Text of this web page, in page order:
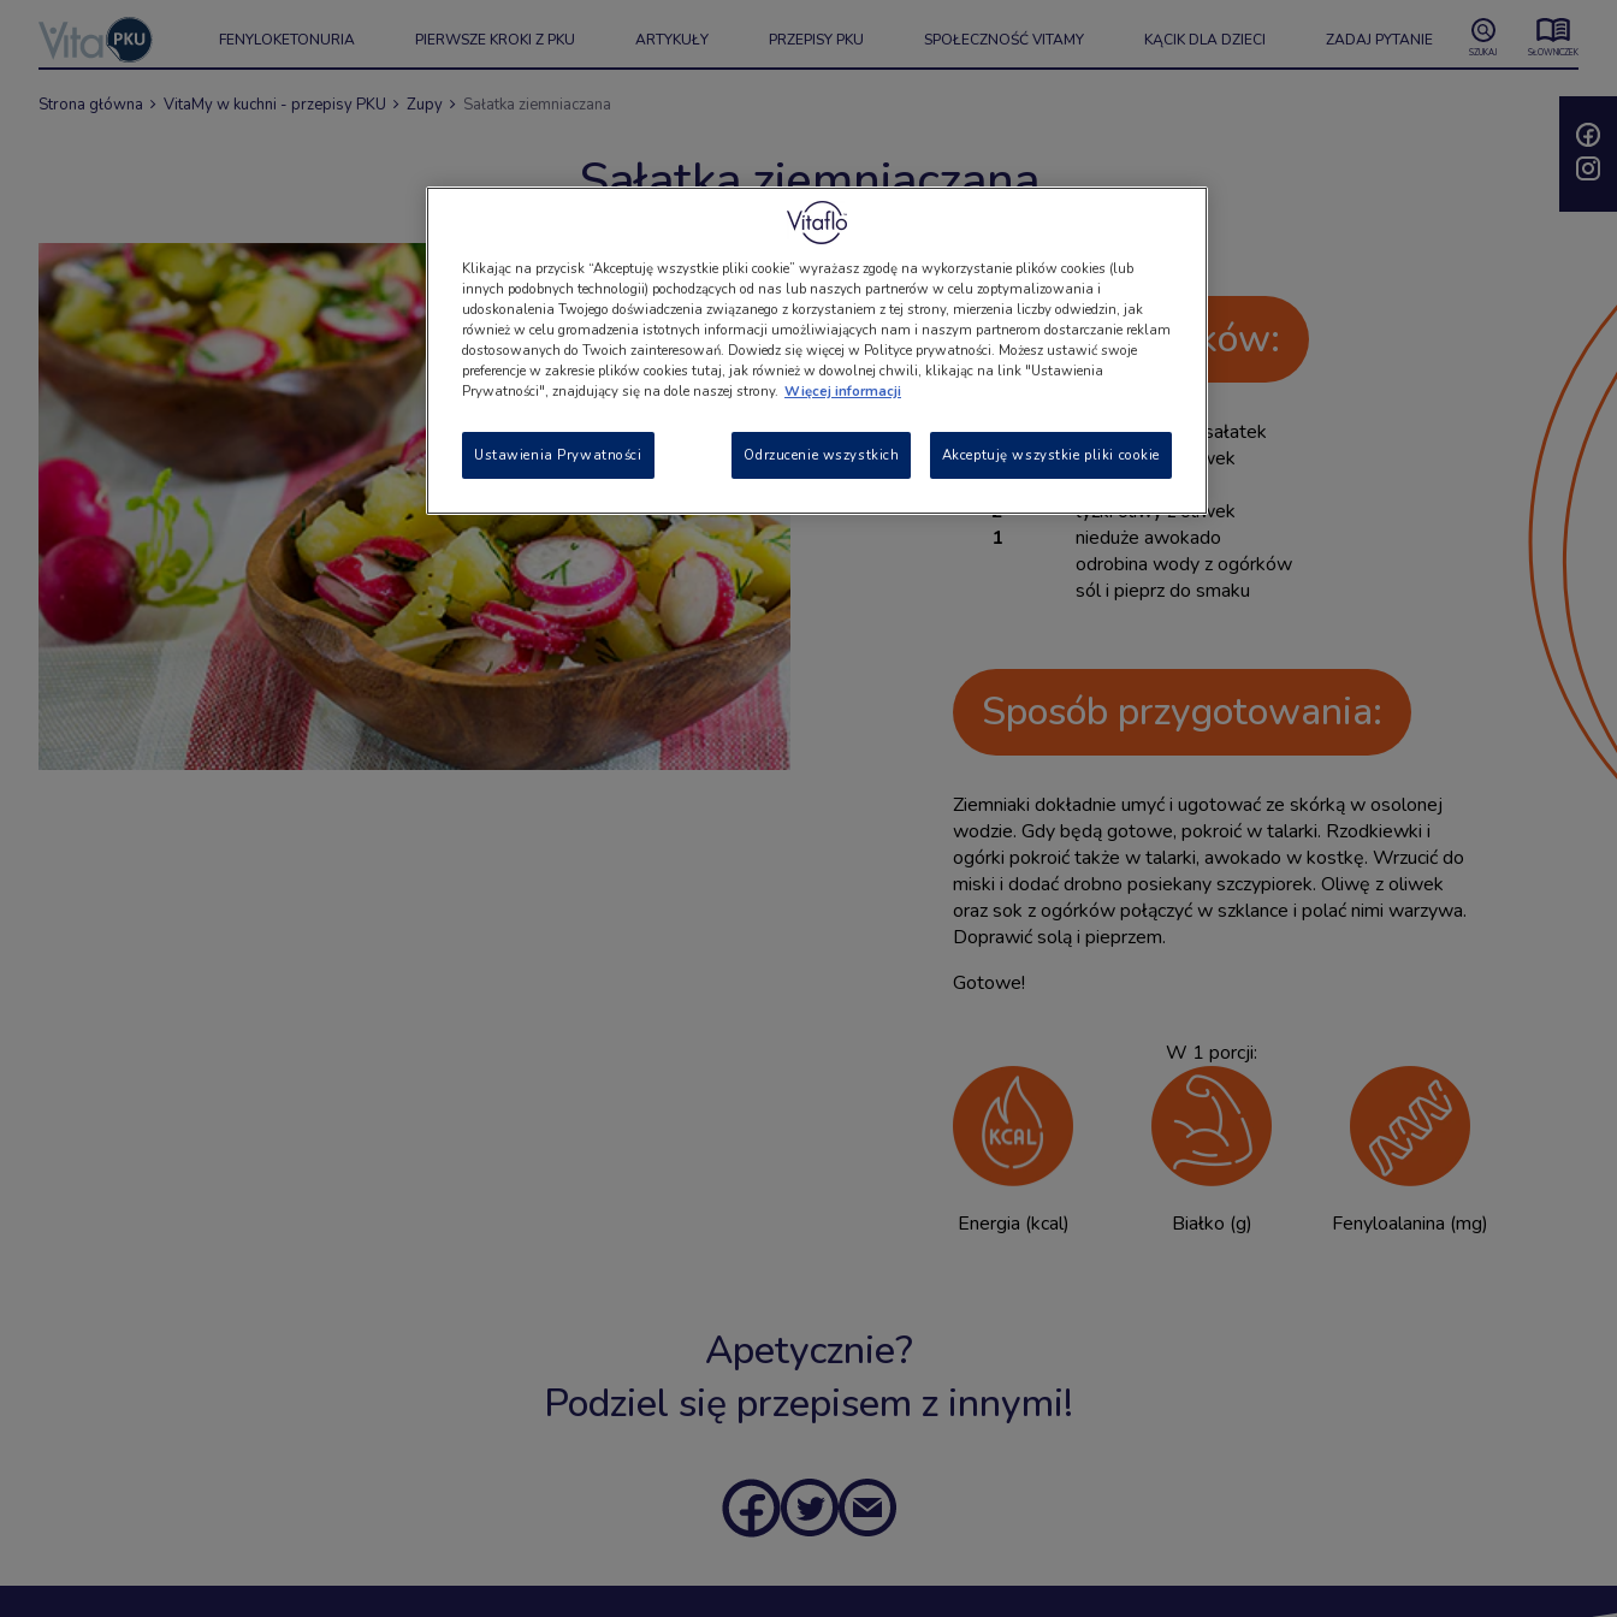
FENYLOKETONURIA PIERWSZE KROKI Z PKU ARTYKUŁY PRZEPISY PKU SPOŁECZNOŚĆ VITAMY KĄCIK DLA DZIECI ZADAJ PYTANIE
SZUKAJ SŁOWNICZEK
Strona główna VitaMy w kuchni - przepisy PKU Zupy Sałatka ziemniaczana
Sałatka ziemniaczana
Lista składników:
5
ziemniaków do sałatek
1
pęczek rzodkiewek
3
kiszone ogórki
2
łyżki oliwy z oliwek
1
nieduże awokado
odrobina wody z ogórków
sól i pieprz do smaku
Sposób przygotowania:
Ziemniaki dokładnie umyć i ugotować ze skórką w osolonej
wodzie. Gdy będą gotowe, pokroić w talarki. Rzodkiewki i
ogórki pokroić także w talarki, awokado w kostkę. Wrzucić do
miski i dodać drobno posiekany szczypiorek. Oliwę z oliwek
oraz sok z ogórków połączyć w szklance i polać nimi warzywa.
Doprawić solą i pieprzem.
Gotowe!
W 1 porcji:
Energia (kcal) Białko (g) Fenyloalanina (mg)
Apetycznie?
Podziel się przepisem z innymi!
Klikając na przycisk “Akceptuję wszystkie pliki cookie” wyrażasz zgodę na wykorzystanie plików cookies (lub
innych podobnych technologii) pochodzących od nas lub naszych partnerów w celu zoptymalizowania i
udoskonalenia Twojego doświadczenia związanego z korzystaniem z tej strony, mierzenia liczby odwiedzin, jak
również w celu gromadzenia istotnych informacji umożliwiających nam i naszym partnerom dostarczanie reklam
dostosowanych do Twoich zainteresowań. Dowiedz się więcej w Polityce prywatności. Możesz ustawić swoje
preferencje w zakresie plików cookies tutaj, jak również w dowolnej chwili, klikając na link "Ustawienia
Prywatności", znajdujący się na dole naszej strony. Więcej informacji
Ustawienia Prywatności Odrzucenie wszystkich Akceptuję wszystkie pliki cookie